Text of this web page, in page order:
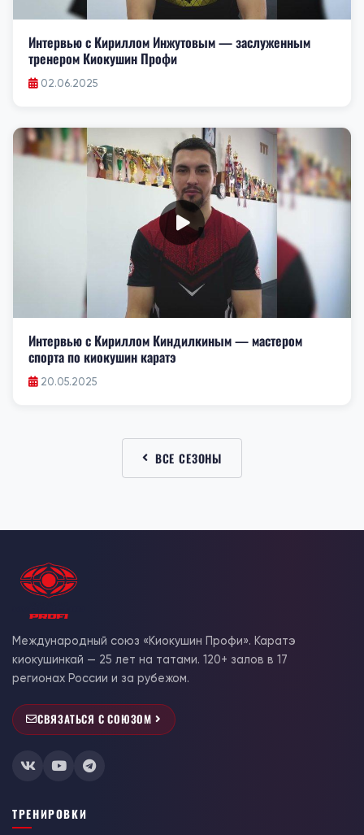
Интервью с Кириллом Инжутовым — заслуженным
тренером Киокушин Профи
02.06.2025
Интервью с Кириллом Киндилкиным — мастером
спорта по киокушин каратэ
20.05.2025
ВСЕ СЕЗОНЫ
Международный союз «Киокушин Профи». Каратэ
киокушинкай — 25 лет на татами. 120+ залов в 17
регионах России и за рубежом.
СВЯЗАТЬСЯ С СОЮЗОМ
ТРЕНИРОВКИ